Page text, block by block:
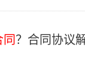
？合同协议